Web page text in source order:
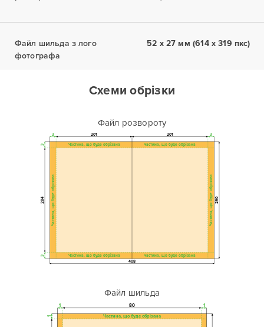
Файл шильда з лого
фотографа
52 x 27 мм (614 x 319 пкс)
Схеми обрізки
Файл розвороту
408
290
3
284
3
Частина, що буде обрізана Частина, що буде обрізана
3 3
201
Частина, що буде обрізана
Частина, що буде обрізана
201
Частина, що буде обрізана
Частина, що буде обрізана
Файл шильда
1
1 1
80
Частина, що буде обрізана